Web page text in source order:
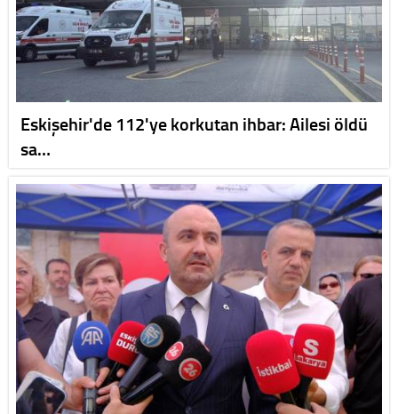
Eskişehir'de 112'ye korkutan ihbar: Ailesi öldü
sa…